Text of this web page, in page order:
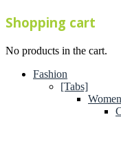
Shopping cart
No products in the cart.
Fashion
[Tabs]